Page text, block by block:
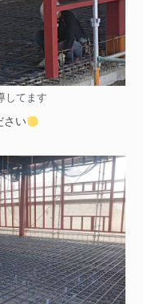
してます
さい